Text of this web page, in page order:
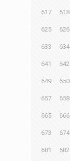
617 618
625 626
633 634
641 642
649 650
657 658
665 666
673 674
681 682